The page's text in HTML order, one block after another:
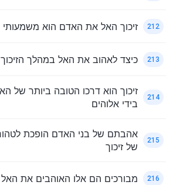
212 זיכוך האל את האדם הוא משמעותי
213 כיצד לאהוב את האל במהלך הזיכוך
214
זיכוך הוא דרכו הטובה ביותר של
בידי אלוהים
215
אהבתם של בני האדם הופכת
של זיכוך
216 מבורכים הם אלו האוהבים את האל